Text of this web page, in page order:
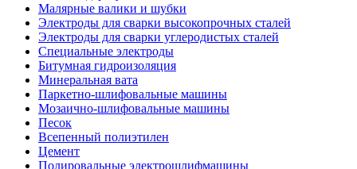
Малярные валики и шубки
Электроды для сварки высокопрочных сталей
Электроды для сварки углеродистых сталей
Специальные электроды
Битумная гидроизоляция
Минеральная вата
Паркетно-шлифовальные машины
Мозаично-шлифовальные машины
Песок
Всепенный полиэтилен
Цемент
Полировальные электрошлифмашины